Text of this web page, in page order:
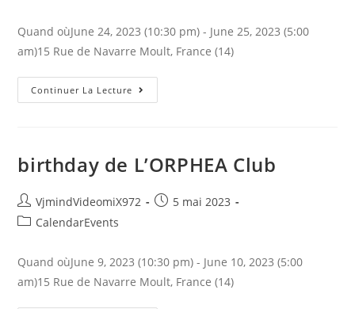
Quand oùJune 24, 2023 (10:30 pm) - June 25, 2023 (5:00
am)15 Rue de Navarre Moult, France (14)
Continuer La Lecture Grand
Buffet
birthday de L’ORPHEA Club
Auteur/autrice
de
VjmindVideomiX972
Publication
5 mai 2023
PostCalendarEvents
Quand oùJune 9, 2023 (10:30 pm) - June 10, 2023 (5:00
am)15 Rue de Navarre Moult, France (14)